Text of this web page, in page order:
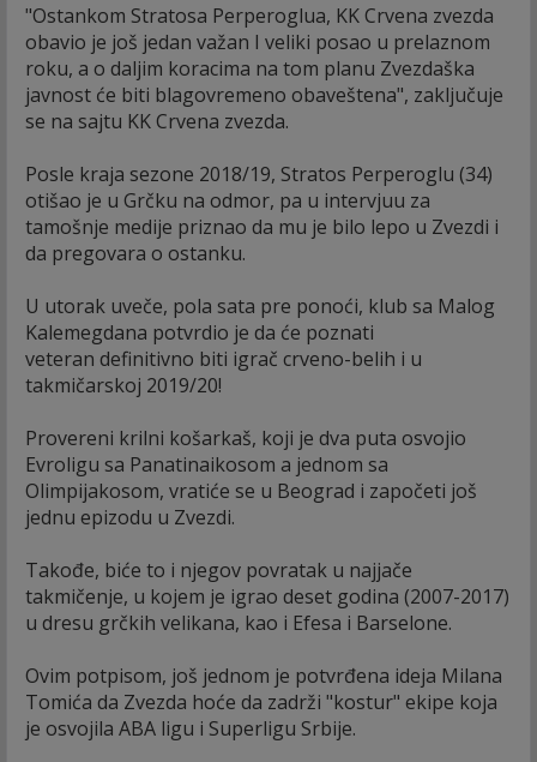
"Ostankom Stratosa Perperoglua, KK Crvena zvezda
obavio je još jedan važan I veliki posao u prelaznom
roku, a o daljim koracima na tom planu Zvezdaška
javnost će biti blagovremeno obaveštena", zaključuje
se na sajtu KK Crvena zvezda.
Posle kraja sezone 2018/19, Stratos Perperoglu (34)
otišao je u Grčku na odmor, pa u intervjuu za
tamošnje medije priznao da mu je bilo lepo u Zvezdi i
da pregovara o ostanku.
U utorak uveče, pola sata pre ponoći, klub sa Malog
Kalemegdana potvrdio je da će poznati
veteran definitivno biti igrač crveno-belih i u
takmičarskoj 2019/20!
Provereni krilni košarkaš, koji je dva puta osvojio
Evroligu sa Panatinaikosom a jednom sa
Olimpijakosom, vratiće se u Beograd i započeti još
jednu epizodu u Zvezdi.
Takođe, biće to i njegov povratak u najjače
takmičenje, u kojem je igrao deset godina (2007-2017)
u dresu grčkih velikana, kao i Efesa i Barselone.
Ovim potpisom, još jednom je potvrđena ideja Milana
Tomića da Zvezda hoće da zadrži "kostur" ekipe koja
je osvojila ABA ligu i Superligu Srbije.